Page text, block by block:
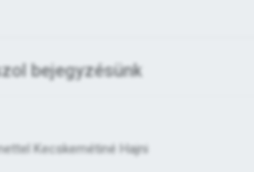
bejegyzésünk
Kecskemétiné Hajni